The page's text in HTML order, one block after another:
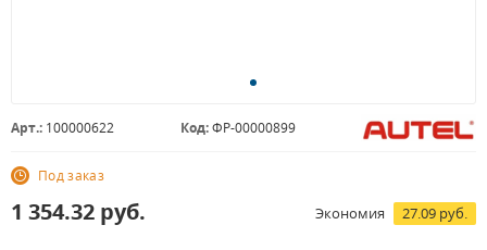
Арт.: 100000622 Код:ФР-00000899
Под заказ
1 354.32 руб. Экономия 27.09 руб.